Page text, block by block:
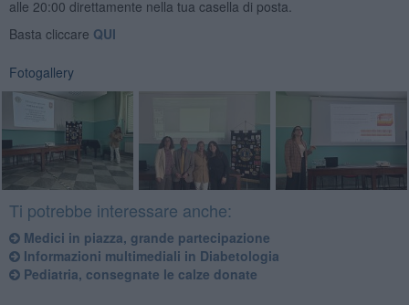
alle 20:00 direttamente nella tua casella di posta.
Basta cliccare QUI
Fotogallery
Ti potrebbe interessare anche:
Medici in piazza, grande partecipazione
Informazioni multimediali in Diabetologia
Pediatria, consegnate le calze donate